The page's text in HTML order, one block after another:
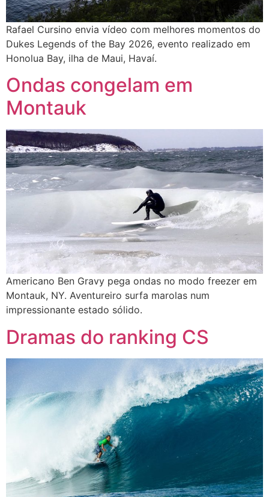
Rafael Cursino envia vídeo com melhores momentos do
Dukes Legends of the Bay 2026, evento realizado em
Honolua Bay, ilha de Maui, Havaí.
Ondas congelam em
Montauk
Americano Ben Gravy pega ondas no modo freezer em
Montauk, NY. Aventureiro surfa marolas num
impressionante estado sólido.
Dramas do ranking CS